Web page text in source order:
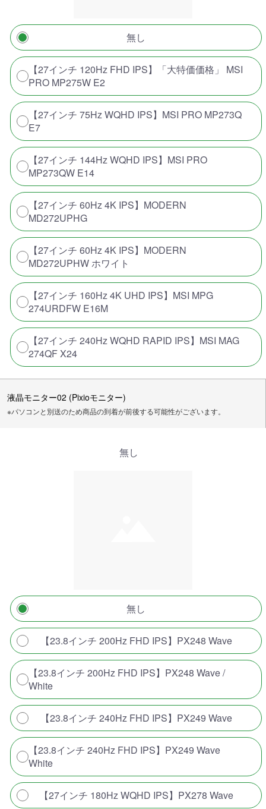
無し
【27インチ 120Hz FHD IPS】「大特価価格」 MSI
PRO MP275W E2
【27インチ 75Hz WQHD IPS】MSI PRO MP273Q
E7
【27インチ 144Hz WQHD IPS】MSI PRO
MP273QW E14
【27インチ 60Hz 4K IPS】MODERN
MD272UPHG
【27インチ 60Hz 4K IPS】MODERN
MD272UPHW ホワイト
【27インチ 160Hz 4K UHD IPS】MSI MPG
274URDFW E16M
【27インチ 240Hz WQHD RAPID IPS】MSI MAG
274QF X24
液晶モニター02 (Pixioモニター)
※パソコンと別送のため商品の到着が前後する可能性がございます。
無し
無し
【23.8インチ 200Hz FHD IPS】PX248 Wave
【23.8インチ 200Hz FHD IPS】PX248 Wave /
White
【23.8インチ 240Hz FHD IPS】PX249 Wave
【23.8インチ 240Hz FHD IPS】PX249 Wave
White
【27インチ 180Hz WQHD IPS】PX278 Wave